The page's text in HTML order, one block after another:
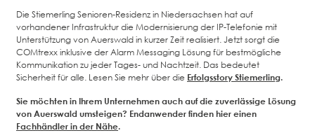
Die Stiemerling Senioren-Residenz in Niedersachsen hat auf
vorhandener Infrastruktur die Modernisierung der IP-Telefonie mit
Unterstützung von Auerswald in kurzer Zeit realisiert. Jetzt sorgt die
COMtrexx inklusive der Alarm Messaging Lösung für bestmögliche
Kommunikation zu jeder Tages- und Nachtzeit. Das bedeutet
Sicherheit für alle. Lesen Sie mehr über die Erfolgsstory Stiemerling.
Sie möchten in Ihrem Unternehmen auch auf die zuverlässige Lösung
von Auerswald umsteigen? Endanwender finden hier einen
Fachhändler in der Nähe.